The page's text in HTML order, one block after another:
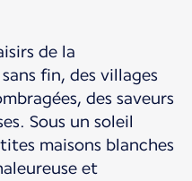
de la
fin, des villages
des saveurs
Sous un soleil
maisons blanches
et